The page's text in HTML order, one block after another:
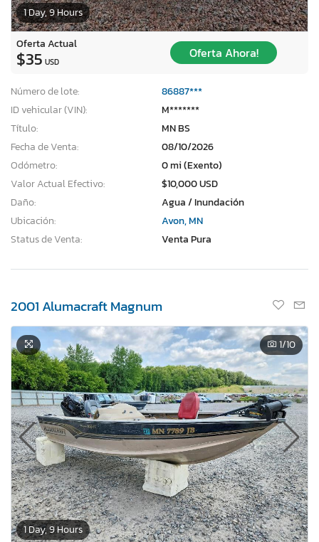
1 Day, 9 Hours
Oferta Actual
$35 USD
Oferta Ahora!
Número de lote:
86887***
ID vehicular (VIN):
M*******
Título:
MN BS
Fecha de Venta:
08/10/2026
Odómetro:
0 mi (Exento)
Valor Actual Efectivo:
$10,000 USD
Daño:
Agua / Inundación
Ubicación:
Avon, MN
Status de Venta:
Venta Pura
2001 Alumacraft Magnum
1 Day, 9 Hours
1/10